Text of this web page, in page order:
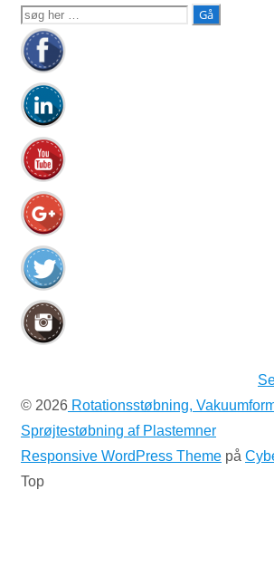
Søg
efter:
© 2026 Rotationsstøbning,
Sprøjtestøbning af Plastemner
Responsive WordPress Theme på
Top